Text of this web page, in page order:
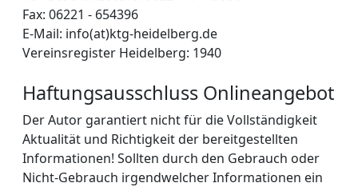
Fax: 06221 - 654396
E-Mail: info(at)ktg-heidelberg.de
Vereinsregister Heidelberg: 1940
Haftungsausschluss Onlineangebot
Der Autor garantiert nicht für die Vollständigkeit
Aktualität und Richtigkeit der bereitgestellten
Informationen! Sollten durch den Gebrauch oder
Nicht-Gebrauch irgendwelcher Informationen ein